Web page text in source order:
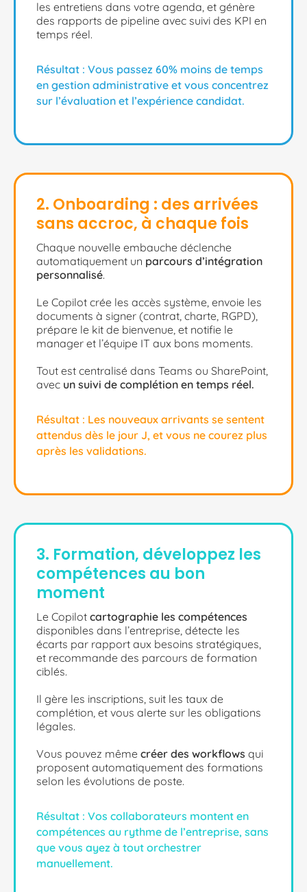
les entretiens dans votre agenda, et génère
des rapports de pipeline avec suivi des KPI en
temps réel.
Résultat : Vous passez 60% moins de temps
en gestion administrative et vous concentrez
sur l’évaluation et l’expérience candidat.
2. Onboarding : des arrivées
sans accroc, à chaque fois
Chaque nouvelle embauche déclenche
automatiquement un parcours d’intégration
personnalisé.
Le Copilot crée les accès système, envoie les
documents à signer (contrat, charte, RGPD),
prépare le kit de bienvenue, et notifie le
manager et l’équipe IT aux bons moments.
Tout est centralisé dans Teams ou SharePoint,
avec un suivi de complétion en temps réel.
Résultat : Les nouveaux arrivants se sentent
attendus dès le jour J, et vous ne courez plus
après les validations.
3. Formation, développez les
compétences au bon
moment
Le Copilot cartographie les compétences
disponibles dans l’entreprise, détecte les
écarts par rapport aux besoins stratégiques,
et recommande des parcours de formation
ciblés.
Il gère les inscriptions, suit les taux de
complétion, et vous alerte sur les obligations
légales.
Vous pouvez même créer des workflows qui
proposent automatiquement des formations
selon les évolutions de poste.
Résultat : Vos collaborateurs montent en
compétences au rythme de l’entreprise, sans
que vous ayez à tout orchestrer
manuellement.